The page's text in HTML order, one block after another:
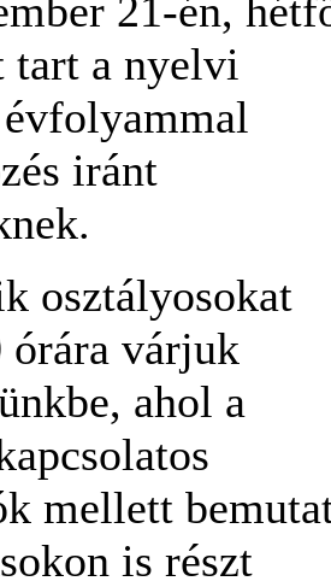
21-én,
tart a nyelvi
iránt
osztályosokat
várjuk
ahol a
mellett
is részt